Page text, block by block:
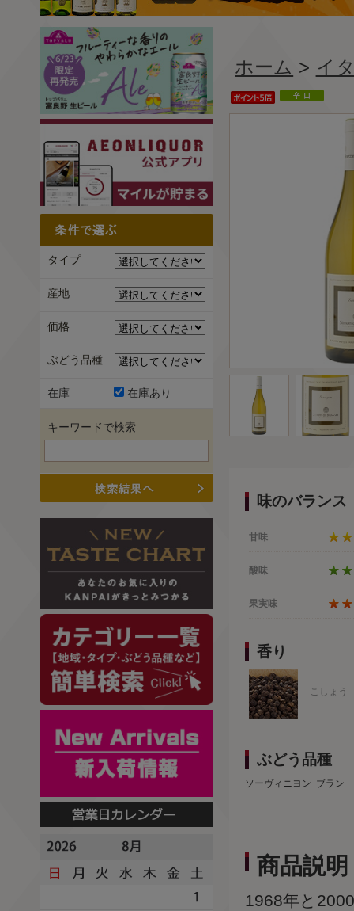
ホーム > イ
味のバランス
甘味
酸味
果実味
香り
こしょう
ぶどう品種
ソーヴィニヨン･ブラン
商品説明
1968年と
タイプ
産地
価格
ぶどう品種
在庫 在庫あり
キーワードで検索